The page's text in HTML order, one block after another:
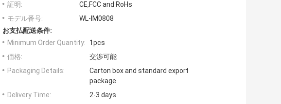
証明:
CE,FCC and RoHs
モデル番号:
WL-IM0808
お支払配送条件:
Minimum Order Quantity:
1pcs
価格:
交渉可能
Packaging Details:
Carton box and standard export
package
Delivery Time:
2-3 days